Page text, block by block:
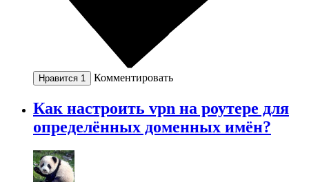
Нравится 1 Комментировать
Как настроить vpn на роутере для
определённых доменных имён?